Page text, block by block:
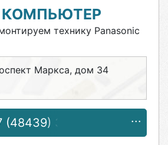
КОМПЬЮТЕР
технику Panasonic
Маркса, дом 34
(48439) 3-71-89